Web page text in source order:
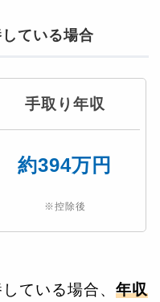
ている場合
手取り年収
約394万円
※控除後
ている場合、 年収